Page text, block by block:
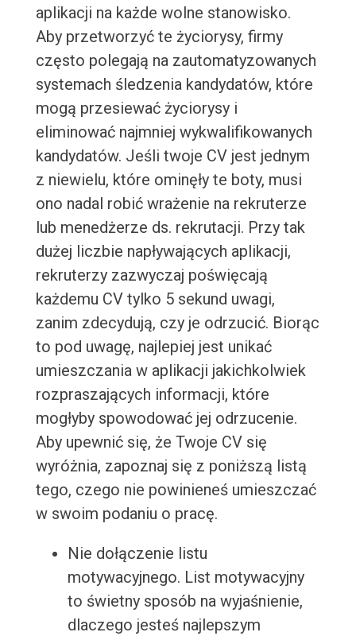
aplikacji na każde wolne stanowisko.
Aby przetworzyć te życiorysy, firmy
często polegają na zautomatyzowanych
systemach śledzenia kandydatów, które
mogą przesiewać życiorysy i
eliminować najmniej wykwalifikowanych
kandydatów. Jeśli twoje CV jest jednym
z niewielu, które ominęły te boty, musi
ono nadal robić wrażenie na rekruterze
lub menedżerze ds. rekrutacji. Przy tak
dużej liczbie napływających aplikacji,
rekruterzy zazwyczaj poświęcają
każdemu CV tylko 5 sekund uwagi,
zanim zdecydują, czy je odrzucić. Biorąc
to pod uwagę, najlepiej jest unikać
umieszczania w aplikacji jakichkolwiek
rozpraszających informacji, które
mogłyby spowodować jej odrzucenie.
Aby upewnić się, że Twoje CV się
wyróżnia, zapoznaj się z poniższą listą
tego, czego nie powinieneś umieszczać
w swoim podaniu o pracę.
Nie dołączenie listu
motywacyjnego. List motywacyjny
to świetny sposób na wyjaśnienie,
dlaczego jesteś najlepszym